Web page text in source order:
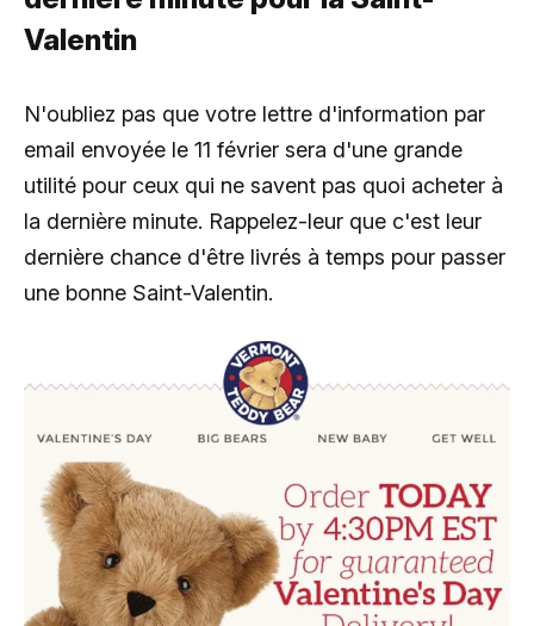
Valentin
N'oubliez pas que votre lettre d'information par
email envoyée le 11 février sera d'une grande
utilité pour ceux qui ne savent pas quoi acheter à
la dernière minute. Rappelez-leur que c'est leur
dernière chance d'être livrés à temps pour passer
une bonne Saint-Valentin.